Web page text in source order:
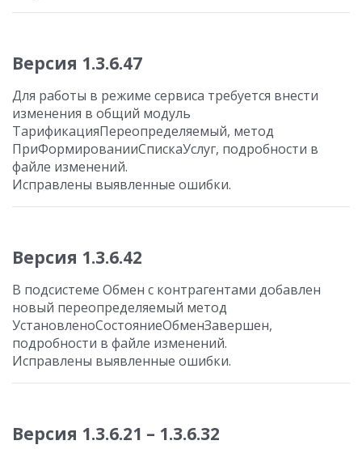
Версия 1.3.6.47
Для работы в режиме сервиса требуется внести
изменения в общий модуль
ТарификацияПереопределяемый, метод
ПриФормированииСпискаУслуг, подробности в
файле изменений.
Исправлены выявленные ошибки.
Версия 1.3.6.42
В подсистеме Обмен с контрагентами добавлен
новый переопределяемый метод
УстановленоСостояниеОбменЗавершен,
подробности в файле изменений.
Исправлены выявленные ошибки.
Версия 1.3.6.21 – 1.3.6.32